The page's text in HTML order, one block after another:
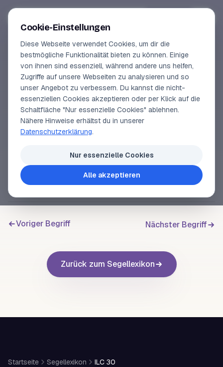
Online-Kurse
Vorschau
Erfahrungen
Lehrbuchautor
SEGELLEXIKON
ILC 30
Eine Regattayacht der ILC30 Klasse mit
m bis 3,3 m breit, 1,4 m bis 2,0 mTiefgang
2,7 t
und 1,05 m
Voriger Begriff Nächster Begriff
Zurück zum Segellexikon
Startseite Segellexikon ILC 30
Cookie-Einstellungen
Diese Webseite verwendet Cookies, um dir die
bestmögliche Funktionalität bieten zu können. Einige
von ihnen sind essenziell, während andere uns helfen,
Zugriffe auf unsere Webseiten zu analysieren und so
unser Angebot zu verbessern. Du kannst die nicht-
essenziellen Cookies akzeptieren oder per Klick auf die
Schaltfläche "Nur essenzielle Cookies" ablehnen.
Nähere Hinweise erhältst du in unserer
Datenschutzerklärung.
Nur essenzielle Cookies
Alle akzeptieren